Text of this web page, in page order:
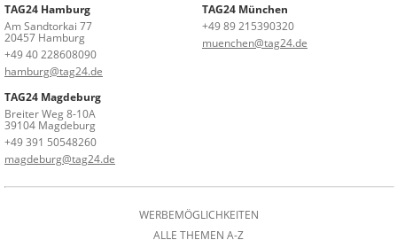
TAG24 Hamburg
Am Sandtorkai 77
20457 Hamburg
+49 40 228608090
hamburg@tag24.de
TAG24 München
+49 89 215390320
muenchen@tag24.de
TAG24 Magdeburg
Breiter Weg 8-10A
39104 Magdeburg
+49 391 50548260
magdeburg@tag24.de
WERBEMÖGLICHKEITEN
ALLE THEMEN A-Z